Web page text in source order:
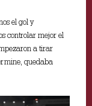
el gol y
controlar mejor el
a tirar
quedaba